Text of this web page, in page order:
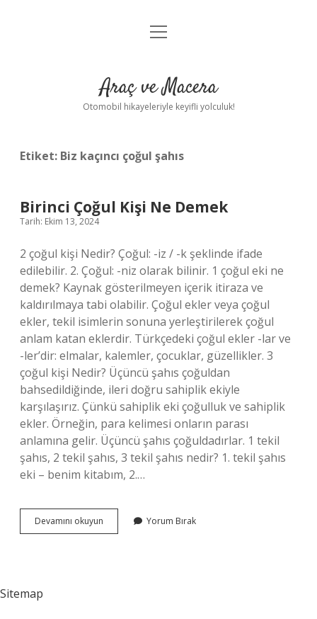
Anasayfa
Yasal Uyarı
menüyü
Araç ve Macera
Otomobil hikayeleriyle keyifli yolculuk!
Etiket: Biz kaçıncı çoğul şahıs
Birinci Çoğul Kişi Ne Demek
Tarih: Ekim 13, 2024
2 çoğul kişi Nedir? Çoğul: -iz / -k şeklinde ifade
edilebilir. 2. Çoğul: -niz olarak bilinir. 1 çoğul eki ne
demek? Kaynak gösterilmeyen içerik itiraza ve
kaldırılmaya tabi olabilir. Çoğul ekler veya çoğul
ekler, tekil isimlerin sonuna yerleştirilerek çoğul
anlam katan eklerdir. Türkçedeki çoğul ekler -lar ve
-ler’dir: elmalar, kalemler, çocuklar, güzellikler. 3
çoğul kişi Nedir? Üçüncü şahıs çoğuldan
bahsedildiğinde, ileri doğru sahiplik ekiyle
karşılaşırız. Çünkü sahiplik eki çoğulluk ve sahiplik
ekler. Örneğin, para kelimesi onların parası
anlamına gelir. Üçüncü şahıs çoğuldadırlar. 1 tekil
şahıs, 2 tekil şahıs, 3 tekil şahıs nedir? 1. tekil şahıs
eki – benim kitabım, 2.…
Devamını okuyun
Çoğul
Yorum Bırak
Sitemap